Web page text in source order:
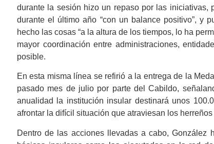
durante la sesión hizo un repaso por las iniciativas,
durante el último año “con un balance positivo”, y
hecho las cosas “a la altura de los tiempos, lo ha
mayor coordinación entre administraciones,
posible.
En esta misma línea se refirió a la entrega de la
pasado mes de julio por parte del Cabildo,
anualidad la institución insular destinará unos
afrontar la difícil situación que atraviesan los
Dentro de las acciones llevadas a cabo,